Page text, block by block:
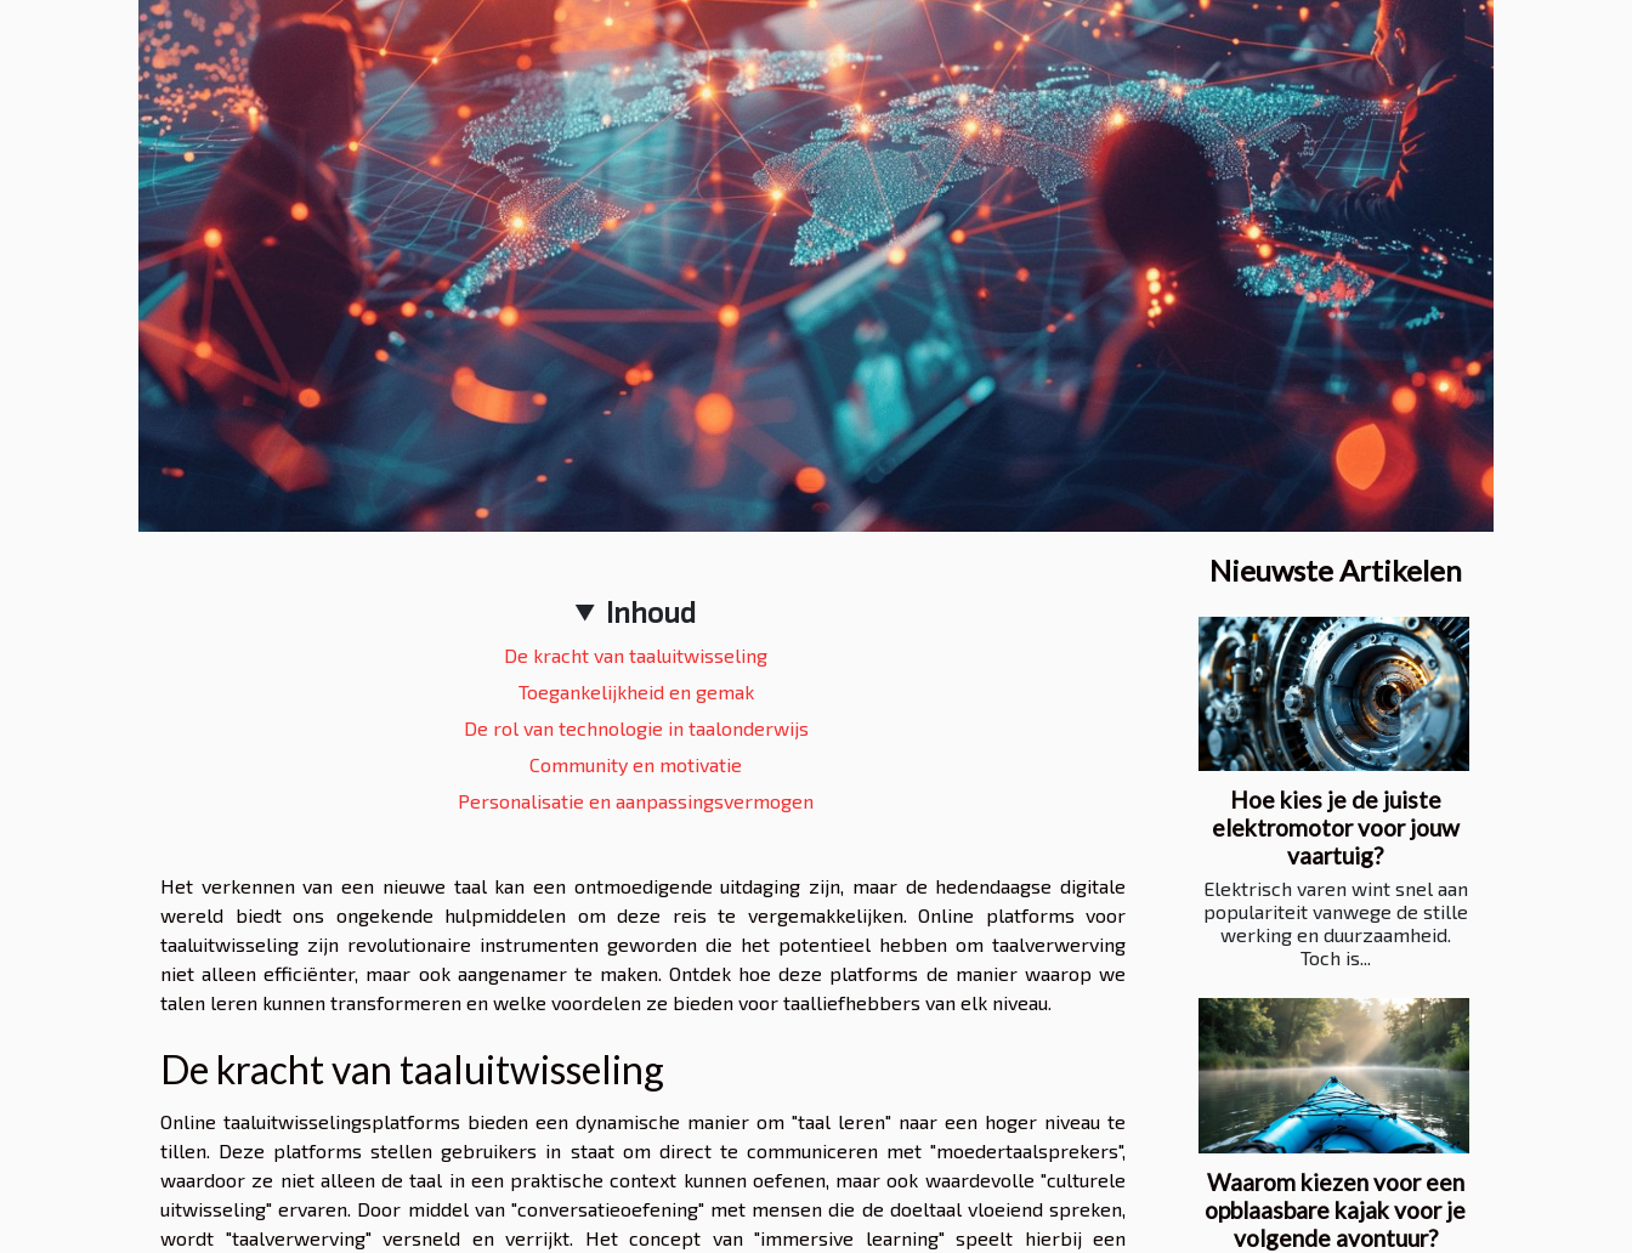
Inhoud
De kracht van taaluitwisseling
Toegankelijkheid en gemak
De rol van technologie in taalonderwijs
Community en motivatie
Personalisatie en aanpassingsvermogen
Het verkennen van een nieuwe taal kan een ontmoedigende uitdaging zijn, maar de hedendaagse digitale
wereld biedt ons ongekende hulpmiddelen om deze reis te vergemakkelijken. Online platforms voor
taaluitwisseling zijn revolutionaire instrumenten geworden die het potentieel hebben om taalverwerving
niet alleen efficiënter, maar ook aangenamer te maken. Ontdek hoe deze platforms de manier waarop we
talen leren kunnen transformeren en welke voordelen ze bieden voor taalliefhebbers van elk niveau.
De kracht van taaluitwisseling
Online taaluitwisselingsplatforms bieden een dynamische manier om "taal leren" naar een hoger niveau te
tillen. Deze platforms stellen gebruikers in staat om direct te communiceren met "moedertaalsprekers",
waardoor ze niet alleen de taal in een praktische context kunnen oefenen, maar ook waardevolle "culturele
uitwisseling" ervaren. Door middel van "conversatieoefening" met mensen die de doeltaal vloeiend spreken,
wordt "taalverwerving" versneld en verrijkt. Het concept van "immersive learning" speelt hierbij een
Nieuwste Artikelen
Hoe kies je de juiste
elektromotor voor jouw
vaartuig?
Elektrisch varen wint snel aan
populariteit vanwege de stille
werking en duurzaamheid.
Toch is...
Waarom kiezen voor een
opblaasbare kajak voor je
volgende avontuur?